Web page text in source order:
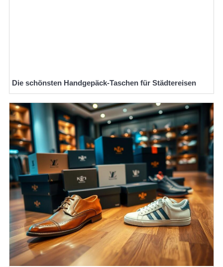
Die schönsten Handgepäck-Taschen für Städtereisen